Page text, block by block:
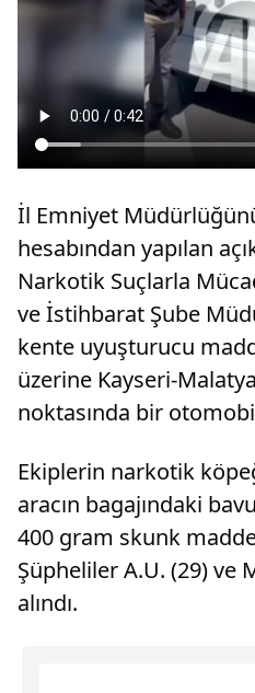
İl Emniyet
hesabından yapılan
Narkotik Suçlarla
ve İstihbarat Şube
kente uyuşturucu
üzerine Kayseri-
noktasında bir
Ekiplerin narkotik
aracın bagajındaki
400 gram skunk
Şüpheliler A.U. (29) ve
alındı.